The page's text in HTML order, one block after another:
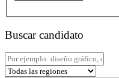
Buscar candidato